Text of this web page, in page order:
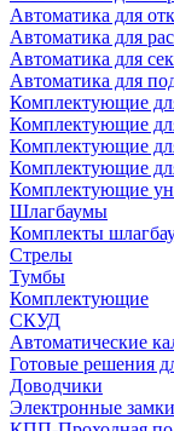
Автоматика для
Автоматика для
Автоматика для
Автоматика для
Комплектующие
Комплектующие
Комплектующие
Комплектующие
Комплектующие
Шлагбаумы
Комплекты
Стрелы
Тумбы
Комплектующие
СКУД
Автоматические
Готовые решения
Доводчики
Электронные замки